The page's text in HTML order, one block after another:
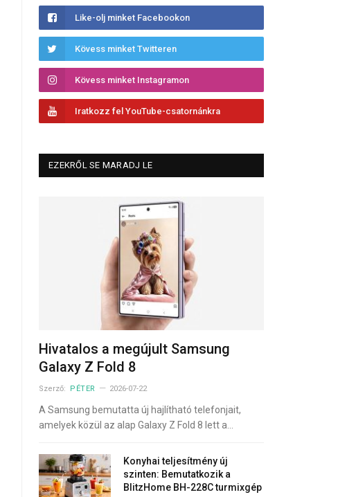
Like-olj minket Facebookon
Kövess minket Twitteren
Kövess minket Instagramon
Iratkozz fel YouTube-csatornánkra
EZEKRŐL SE MARADJ LE
Hivatalos a megújult Samsung
Galaxy Z Fold 8
Szerző: PÉTER 2026-07-22
A Samsung bemutatta új hajlítható telefonjait,
amelyek közül az alap Galaxy Z Fold 8 lett a…
Konyhai teljesítmény új
szinten: Bemutatkozik a
BlitzHome BH-228C turmixgép